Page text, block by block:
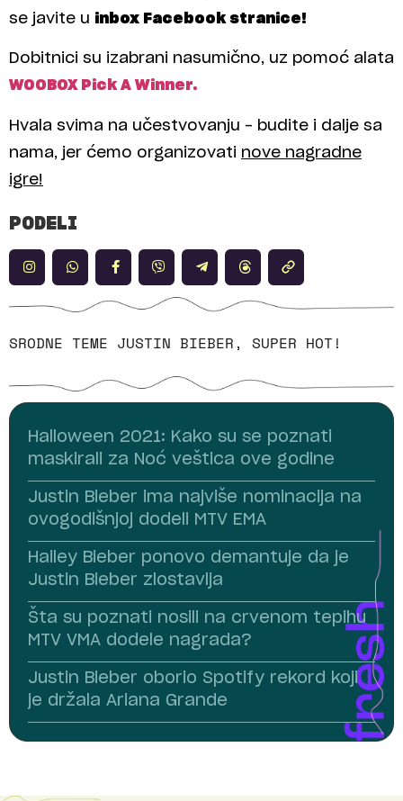
se javite u inbox Facebook stranice!
Dobitnici su izabrani nasumično, uz pomoć alata
WOOBOX Pick A Winner.
Hvala svima na učestvovanju – budite i dalje sa
nama, jer ćemo organizovati nove nagradne
igre!
PODELI
SRODNE TEME JUSTIN BIEBER, SUPER HOT!
Halloween 2021: Kako su se poznati
maskirali za Noć veštica ove godine
Justin Bieber ima najviše nominacija na
ovogodišnjoj dodeli MTV EMA
Hailey Bieber ponovo demantuje da je
Justin Bieber zlostavlja
Šta su poznati nosili na crvenom tepihu
MTV VMA dodele nagrada?
Justin Bieber oborio Spotify rekord koji
je držala Ariana Grande